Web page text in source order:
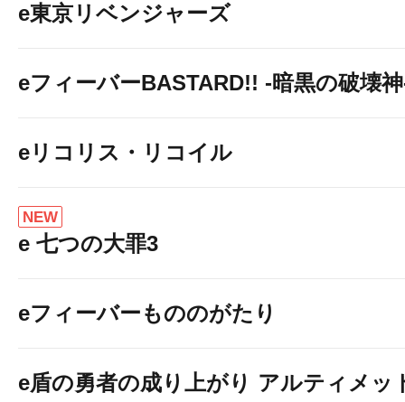
e東京リベンジャーズ
eフィーバーBASTARD!! -暗黒の破壊
eリコリス・リコイル
NEW
e 七つの大罪3
eフィーバーもののがたり
e盾の勇者の成り上がり アルティメッ